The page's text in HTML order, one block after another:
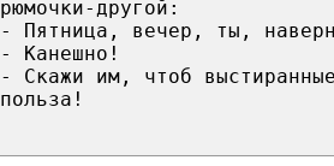
рюмочки-другой:
- Пятница, вечер, ты,
- Канешно!
- Скажи им, чтоб
польза!